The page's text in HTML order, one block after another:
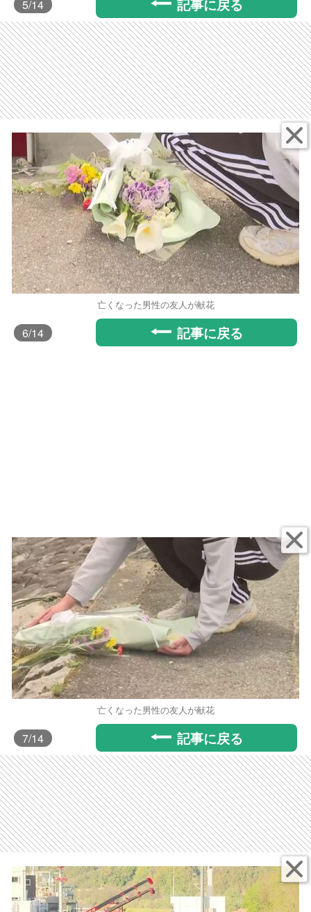
5/14
亡くなった男性の友人が献花
6/14 記事に戻る
亡くなった男性の友人が献花
7/14 記事に戻る